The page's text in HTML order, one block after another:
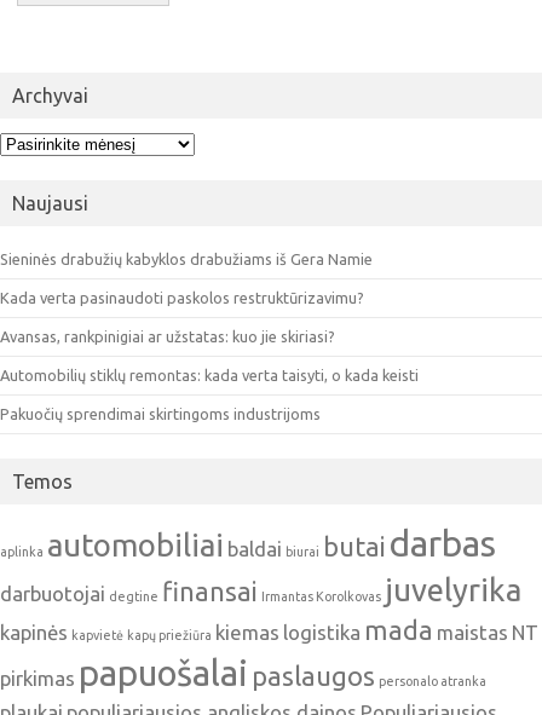
Archyvai
Archyvai
Naujausi
Sieninės drabužių kabyklos drabužiams iš Gera Namie
Kada verta pasinaudoti paskolos restruktūrizavimu?
Avansas, rankpinigiai ar užstatas: kuo jie skiriasi?
Automobilių stiklų remontas: kada verta taisyti, o kada keisti
Pakuočių sprendimai skirtingoms industrijoms
Temos
aplinka automobiliai baldai biurai butai darbas
darbuotojai degtine finansai Irmantas Korolkovas juvelyrika
kapinės kapvietė kapų priežiūra kiemas logistika mada maistas NT
pirkimas papuošalai paslaugos personalo atranka